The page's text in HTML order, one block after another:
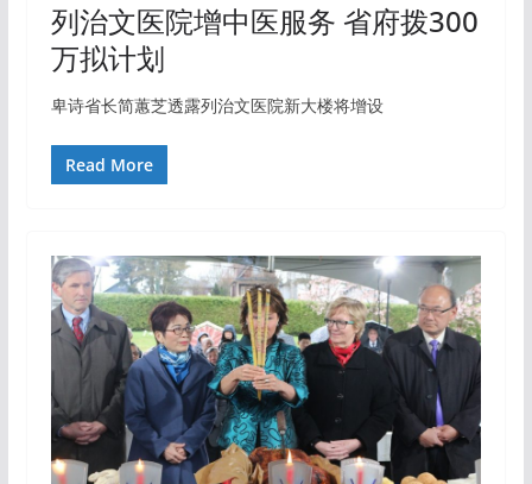
列治文医院增中医服务 省府拨300
万拟计划
卑诗省长简蕙芝透露列治文医院新大楼将增设
Read More